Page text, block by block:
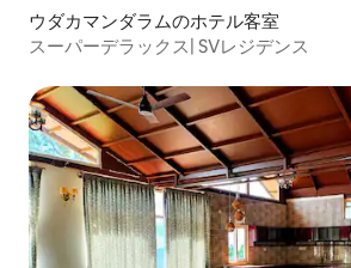
ウダカマンダラムのホテル客室
スーパーデラックス| SVレジデンス